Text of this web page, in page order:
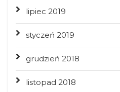
lipiec 2019
styczeń 2019
grudzień 2018
listopad 2018